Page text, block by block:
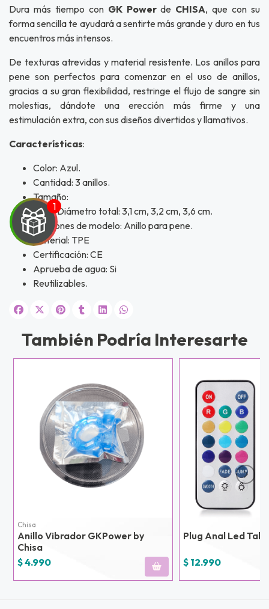
JUGAR
Dura más tiempo con GK Powerde CHISA, que con su
forma sencilla te ayudará a sentirte más grande y duro en tus
encuentros más intensos.
De texturas atrevidas y material resistente. Los anillos para
pene son perfectos para comenzar en el uso de anillos,
gracias a su gran flexibilidad, restringe el flujo de sangre sin
molestias, dándote una erección más firme y una
estimulación extra, con sus diseños divertidos y llamativos.
Características:
Color: Azul.
Cantidad: 3 anillos.
Tamaño:
Diámetro total: 3,1 cm, 3,2 cm, 3,6 cm.
Funciones de modelo: Anillo para pene.
Material: TPE
Certificación: CE
Aprueba de agua: Si
Reutilizables.
También Podría Interesarte
Chisa
Anillo Vibrador GKPower by
Chisa
$ 4.990
Plug Anal Led
$ 12.990